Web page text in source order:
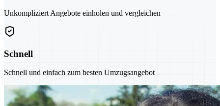
Unkompliziert Angebote einholen und vergleichen
Schnell
Schnell und einfach zum besten Umzugsangebot